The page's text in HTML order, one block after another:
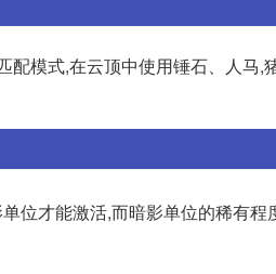
模式,在云顶中使用锤石、人马,
位才能激活,而暗影单位的稀有程